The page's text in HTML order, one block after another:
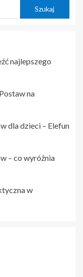
Szukaj
najlepszego
na
dla dzieci – Elefun
– co wyróżnia
w